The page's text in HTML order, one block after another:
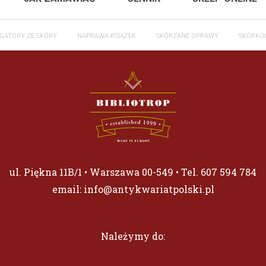
ZE SKÓRY NAPRAWA KSIĄŻEK SKÓRZANE OPRAWY
ul. Piękna 11B/1 • Warszawa 00-549 • Tel. 607 594 784
email: info@antykwariatpolski.pl
Należymy do: